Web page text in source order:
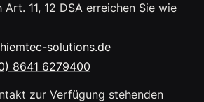
Art. 11, 12 DSA erreichen Sie wie
solutions.de
8641 6279400
zur Verfügung stehenden